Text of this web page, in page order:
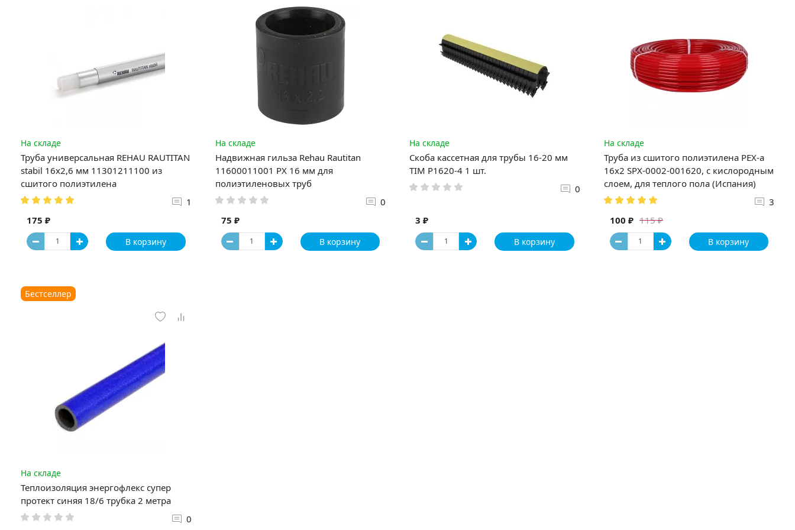
На складе
Труба универсальная REHAU RAUTITAN
stabil 16х2,6 мм 11301211100 из
сшитого полиэтилена
1
175 ₽
В корзину
На складе
Надвижная гильза Rehau Rautitan
11600011001 PX 16 мм для
полиэтиленовых труб
0
75 ₽
В корзину
На складе
Скоба кассетная для трубы 16-20 мм
TIM P1620-4 1 шт.
0
3 ₽
В корзину
На складе
Труба из сшитого полиэтилена PEX-a
16х2 SPX-0002-001620, с кислородным
слоем, для теплого пола (Испания)
3
115 ₽
100 ₽
В корзину
Бестселлер
На складе
Теплоизоляция энергофлекс супер
протект синяя 18/6 трубка 2 метра
0